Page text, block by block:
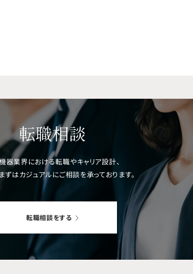
転職相談
器業界における転職やキャリア設計、
ずはカジュアルにご相談を承っております。
転職相談をする